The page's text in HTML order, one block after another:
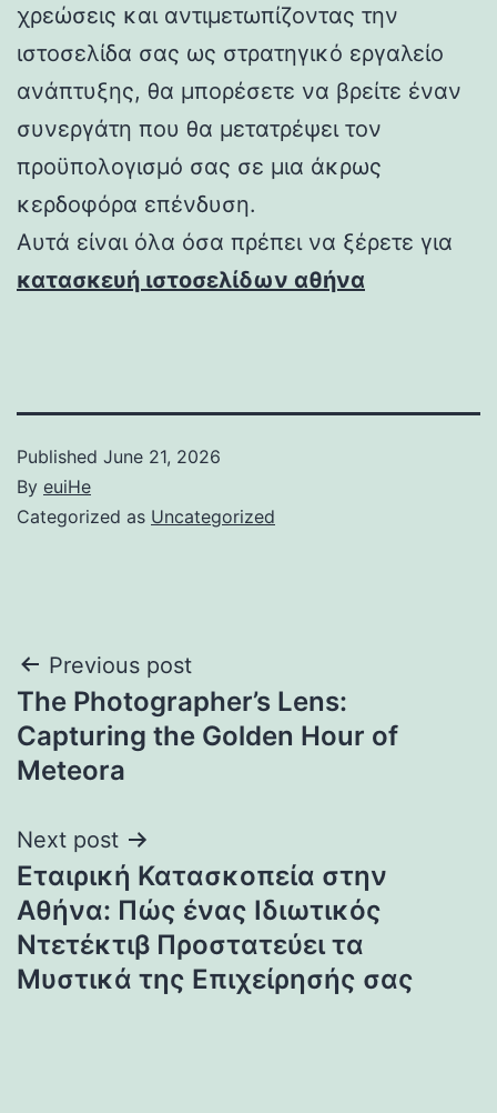
χρεώσεις και αντιμετωπίζοντας την
ιστοσελίδα σας ως στρατηγικό εργαλείο
ανάπτυξης, θα μπορέσετε να βρείτε έναν
συνεργάτη που θα μετατρέψει τον
προϋπολογισμό σας σε μια άκρως
κερδοφόρα επένδυση.
Αυτά είναι όλα όσα πρέπει να ξέρετε για
κατασκευή ιστοσελίδων αθήνα
Published June 21, 2026
By euiHe
Categorized as Uncategorized
Post
navigation
Previous post
The Photographer’s Lens:
Capturing the Golden Hour of
Meteora
Next post
Εταιρική Κατασκοπεία στην
Αθήνα: Πώς ένας Ιδιωτικός
Ντετέκτιβ Προστατεύει τα
Μυστικά της Επιχείρησής σας